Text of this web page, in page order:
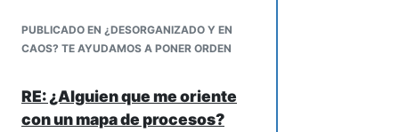
apoyarse en la tecnología.
Esto permite hacer pedidos ajustados a
acumulaciones innecesarias de material
que todavía tienen almacenado, y a la
vez garantizar ingredientes frescos.
PUBLICADO EN ¿DESORGANIZADO Y EN
CAOS? TE AYUDAMOS A PONER ORDEN
RE: ¿Alguien que me oriente
con un mapa de procesos?